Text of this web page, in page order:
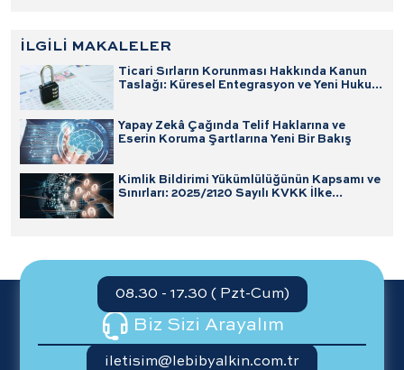
İLGİLİ MAKALELER
Ticari Sırların Korunması Hakkında Kanun
Taslağı: Küresel Entegrasyon ve Yeni Hukuki
Yapay Zekâ Çağında Telif Haklarına ve
Eserin Koruma Şartlarına Yeni Bir Bakış
Kimlik Bildirimi Yükümlülüğünün Kapsamı ve
Sınırları: 2025/2120 Sayılı KVKK İlke
08.30 - 17.30 ( Pzt-Cum)
Biz Sizi Arayalım
iletisim@lebibyalkin.com.tr